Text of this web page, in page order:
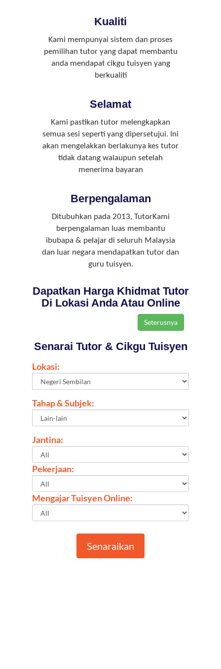
Kualiti
Kami mempunyai sistem dan proses
pemilihan tutor yang dapat membantu
anda mendapat cikgu tuisyen yang
berkualiti
Selamat
Kami pastikan tutor melengkapkan
semua sesi seperti yang dipersetujui. Ini
akan mengelakkan berlakunya kes tutor
tidak datang walaupun setelah
menerima bayaran
Berpengalaman
Ditubuhkan pada 2013, TutorKami
berpengalaman luas membantu
ibubapa & pelajar di seluruh Malaysia
dan luar negara mendapatkan tutor dan
guru tuisyen.
Dapatkan Harga Khidmat Tutor
Di Lokasi Anda Atau Online
Senarai Tutor & Cikgu Tuisyen
Lokasi:
Tahap & Subjek:
Jantina:
Pekerjaan:
Mengajar Tuisyen Online:
Senaraikan